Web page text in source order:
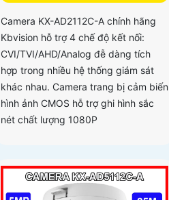
Camera KX-AD2112C-A chính hãng
Kbvision hỗ trợ 4 chế độ kết nối:
CVI/TVI/AHD/Analog đễ dàng tích
hợp trong nhiều hệ thống giám sát
khác nhau. Camera trang bị cảm biến
hình ảnh CMOS hỗ trợ ghi hình sắc
nét chất lượng 1080P